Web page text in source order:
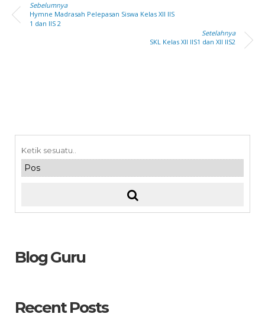
Sebelumnya
Hymne Madrasah Pelepasan Siswa Kelas XII IIS
1 dan IIS 2
Setelahnya
SKL Kelas XII IIS1 dan XII IIS2
Blog Guru
Recent Posts